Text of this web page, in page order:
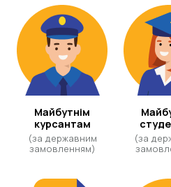
Майбутнім
курсантам
(за державним
замовленням)
(за